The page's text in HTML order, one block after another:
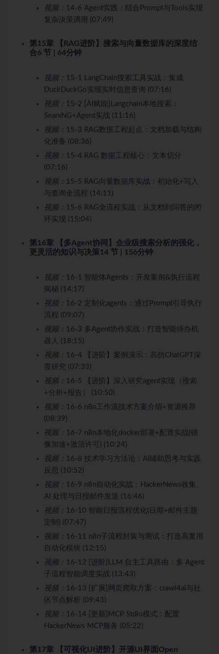
视频： 14-6 Agent实践：结合Prompt与Tools实现
复杂决策调用 (07:49)
第15章 【RAG进阶】搜索与向量数据库的深度结
合6 节 | 64分钟
视频： 15-1 LangChain搜索工具实战：集成
DuckDuckGo实现实时信息查询 (07:16)
视频： 15-2 [AI赋能]Langchain本地搜索：
SearxNG+Agent实战 (11:16)
视频： 15-3 RAG数据工程起点：文档加载与结构
化准备 (08:36)
视频： 15-4 RAG 数据工程核心：文本切分
(07:16)
视频： 15-5 RAG向量数据库实战：初始化+写入
与查询全流程 (14:11)
视频： 15-6 RAG全流程实战：从文档到问答的闭
环实现 (15:04)
第16章 【多Agent协同】企业级搜索分析的强化，
更灵活的知识与决策14 节 | 156分钟
视频： 16-1 智能体Agents：开发案例&执行流程
揭秘 (14:17)
视频： 16-2 定制化agents：通过Prompt引导执行
流程 (09:07)
视频： 16-3 多Agent协作实战：打造智能待办机
器人 (18:15)
视频： 16-4 【进阶】案例演示：高仿ChatGPT深
度研究 (07:33)
视频： 16-5 【进阶】深入研究agent实现（搜索
+分析+报告） (10:50)
视频： 16-6 n8n工作流技术方案介绍+资源推荐
(08:39)
视频： 16-7 n8n本地化docker部署+配置实战(镜
像加速+激活许可) (10:24)
视频： 16-8 技术学习方法论：AI辅助思考与实践
反思 (10:52)
视频： 16-9 n8n自动化实战：HackerNews收集、
AI 处理与日报邮件发送 (16:46)
视频： 16-10 智能日报流程优化(日期+邮件主题
定制) (07:47)
视频： 16-11 n8n子流程封装与测试：打造高复用
自动化模块 (12:15)
视频： 16-12 [进阶]LLM 自主工具路由：多 Agent
子流程智能调度实战 (13:43)
视频： 16-13 [扩展]网页爬取方案：crawl4ai与社
区节点解析 (09:43)
视频： 16-14 [更新]MCP Stdio模式：配置
HackerNews MCP服务 (05:22)
第17章 【可视化UI进阶】开源UI界面Open